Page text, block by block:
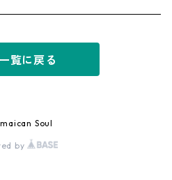
覧に戻る
Soul
by